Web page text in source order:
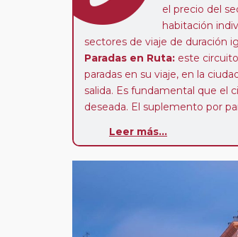
el precio del
habitación
sectores de viaje de duración
Paradas en Ruta: este
paradas en su viaje, en la
salida. Es fundamental que el
deseada. El suplemento por
Pasajero Club:este circuito,
realiza tras rellenar el
Leer más...